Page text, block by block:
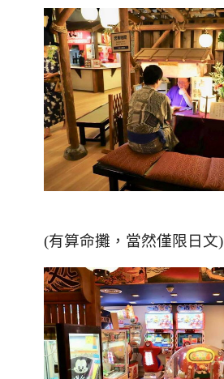
(有算命攤，當然僅限日文)